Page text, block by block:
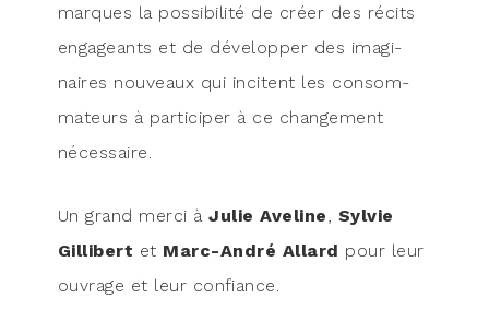
marques la pos­si­bi­li­té de créer des récits
enga­geants et de déve­lop­per des ima­gi­
naires nou­veaux qui incitent les consom­
ma­teurs à par­ti­ci­per à ce chan­ge­ment
nécessaire.
Un grand mer­ci àJulie Ave­line, Syl­vie
Gil­li­bert et Marc-André Allard pour leur
ouvrage et leur confiance.